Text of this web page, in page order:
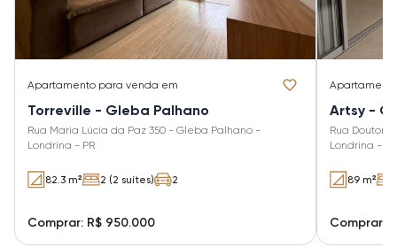
Apartamento para venda em
Torreville - Gleba Palhano
Rua Maria Lúcia da Paz 350 - Gleba Palhano -
Londrina - PR
82.3 m² 2 (2 suítes) 2
Comprar: R$ 950.000
Artsy -
Rua Doutor
Londrina - PR
89 m²
Comprar: